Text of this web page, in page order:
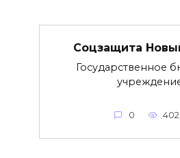
Соцзащита
Государственное
0 402